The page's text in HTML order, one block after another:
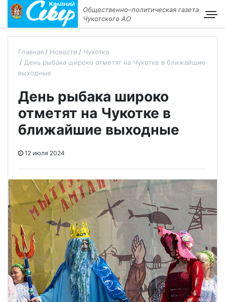
Общественно–политическая газета
Чукотского АО
Главная Новости
Чукотка
День рыбака широко отметят на Чукотке в ближайшие
выходные
День рыбака широко
отметят на Чукотке в
ближайшие выходные
12 июля 2024